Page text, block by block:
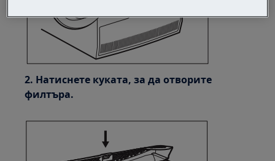
2. Натиснете куката, за да отворите
филтъра.